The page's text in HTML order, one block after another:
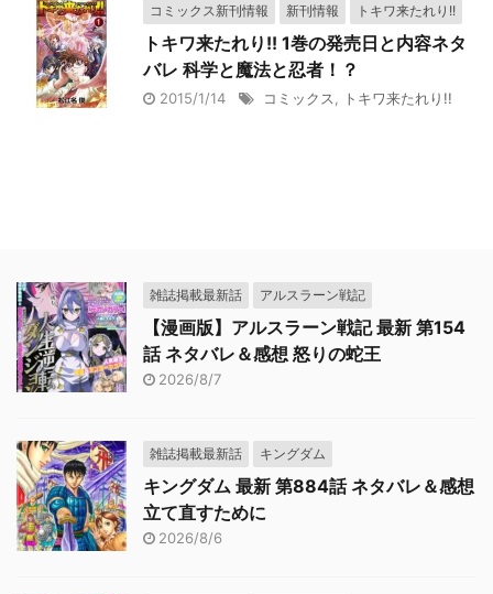
コミックス新刊情報 新刊情報 トキワ来たれり!!
トキワ来たれり!! 1巻の発売日と内容ネタ
バレ 科学と魔法と忍者！？
2015/1/14 コミックス トキワ来たれり!!
雑誌掲載最新話 アルスラーン戦記
【漫画版】アルスラーン戦記 最新 第154
話 ネタバレ＆感想 怒りの蛇王
2026/8/7
雑誌掲載最新話 キングダム
キングダム 最新 第884話 ネタバレ＆感想
立て直すために
2026/8/6